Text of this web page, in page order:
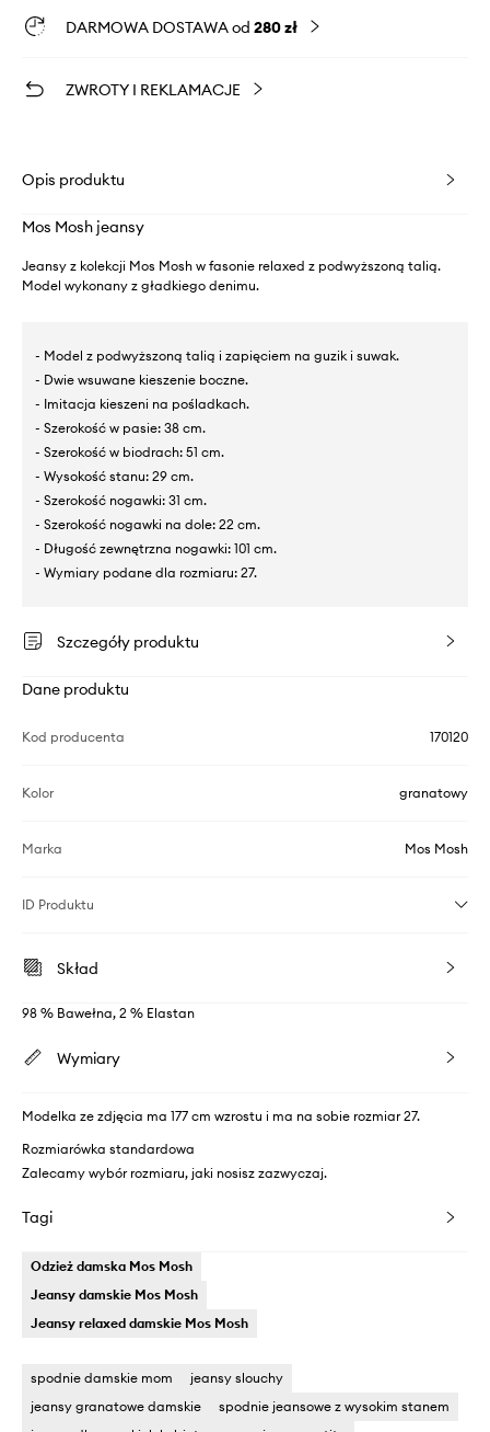
DARMOWA DOSTAWA od 280 zł
ZWROTY I REKLAMACJE
Opis produktu
Mos Mosh jeansy
Jeansy z kolekcji Mos Mosh w fasonie relaxed z podwyższoną talią.
Model wykonany z gładkiego denimu.
- Model z podwyższoną talią i zapięciem na guzik i suwak.
- Dwie wsuwane kieszenie boczne.
- Imitacja kieszeni na pośladkach.
- Szerokość w pasie: 38 cm.
- Szerokość w biodrach: 51 cm.
- Wysokość stanu: 29 cm.
- Szerokość nogawki: 31 cm.
- Szerokość nogawki na dole: 22 cm.
- Długość zewnętrzna nogawki: 101 cm.
- Wymiary podane dla rozmiaru: 27.
Szczegóły produktu
Dane produktu
Kod producenta 170120
Kolor granatowy
Marka Mos Mosh
ID Produktu
Skład
98 % Bawełna, 2 % Elastan
Wymiary
Modelka ze zdjęcia ma 177 cm wzrostu i ma na sobie rozmiar 27.
Rozmiarówka standardowa
Zalecamy wybór rozmiaru, jaki nosisz zazwyczaj.
Tagi
Odzież damska Mos Mosh
Jeansy damskie Mos Mosh
Jeansy relaxed damskie Mos Mosh
spodnie damskie mom
jeansy slouchy
jeansy granatowe damskie
spodnie jeansowe z wysokim stanem